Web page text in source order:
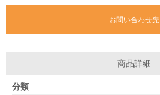
お問い合わせ先
商品詳細
分類